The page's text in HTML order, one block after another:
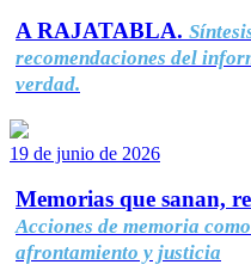
A RAJATABLA.
recomendaciones del
verdad.
19 de junio de 2026
Memorias que sanan,
Acciones de memoria
afrontamiento y justicia